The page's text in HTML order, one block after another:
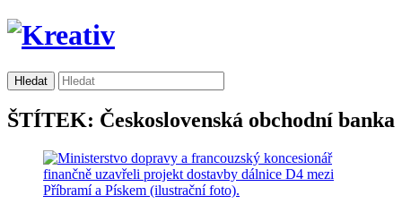
ŠTÍTEK: Československá obchodní banka